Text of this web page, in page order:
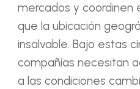
mercados y coordinen
que la ubicación
insalvable. Bajo estas
compañías necesitan
a las condiciones